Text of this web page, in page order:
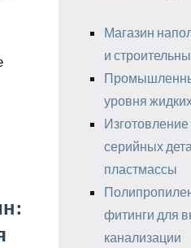
Магазин
и
уровня
серийных
пластмассы
фитинги для
канализации